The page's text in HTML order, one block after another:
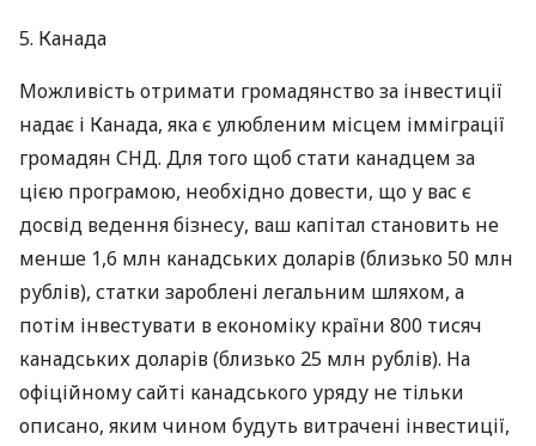
5. Канада
Можливість отримати громадянство за інвестиції
надає і Канада, яка є улюбленим місцем імміграції
громадян СНД. Для того щоб стати канадцем за
цією програмою, необхідно довести, що у вас є
досвід ведення бізнесу, ваш капітал становить не
менше 1,6 млн канадських доларів (близько 50 млн
рублів), статки зароблені легальним шляхом, а
потім інвестувати в економіку країни 800 тисяч
канадських доларів (близько 25 млн рублів). На
офіційному сайті канадського уряду не тільки
описано, яким чином будуть витрачені інвестиції,